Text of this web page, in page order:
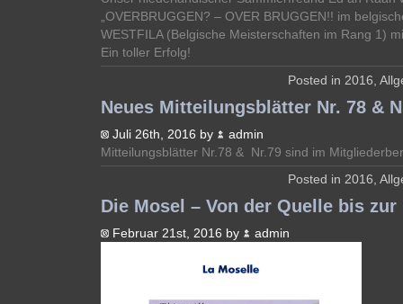
„OVERBRUGGEN? – OVER BRUGGEN!! im
WESTFILA (Belgische Meisterschaften im Rang 1)
Ein toller Erfolg!
Posted in 2016
Neues Mitteilungsblätter Nr. 78 &
Juli 26th, 2016 by
admin
Mitteilungsblätter Nr.78 & Nr.79 sind im
Posted in 2016,
Die Mosel – Von der Quelle bis zur
Februar 21st, 2016 by admin